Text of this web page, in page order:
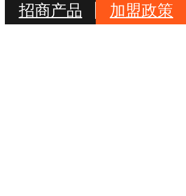
招商产品 加盟政策